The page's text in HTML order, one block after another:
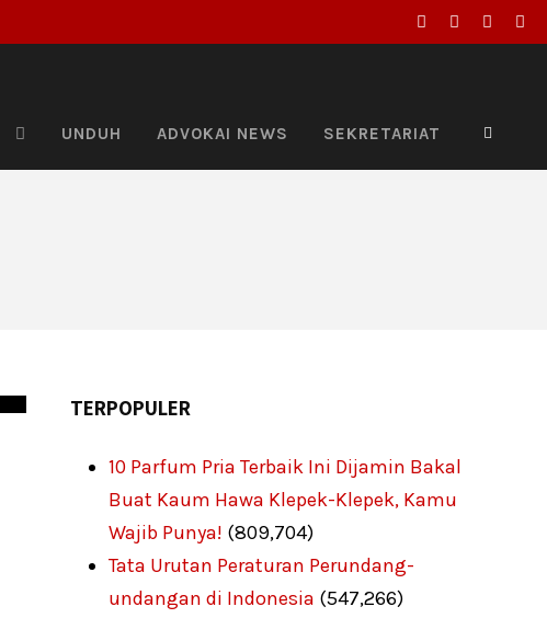
UNDUH ADVOKAI NEWS SEKRETARIAT
TERPOPULER
10 Parfum Pria Terbaik Ini Dijamin Bakal
Buat Kaum Hawa Klepek-Klepek, Kamu
Wajib Punya! (809,704)
Tata Urutan Peraturan Perundang-
undangan di Indonesia (547,266)